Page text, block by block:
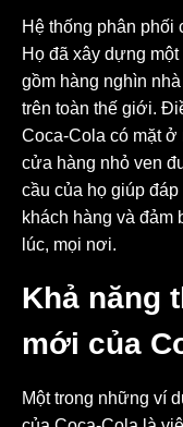
Hệ thống phân phối
Họ đã xây dựng
gồm hàng nghìn
trên toàn thế giới.
Coca-Cola có mặt
cửa hàng nhỏ ven
cầu của họ giúp
khách hàng và đảm
lúc, mọi nơi.
Khả năng
mới của
Một trong những ví